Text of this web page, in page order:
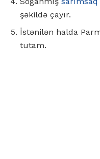
şəkildə çayır.
İstənilən halda
tutam.